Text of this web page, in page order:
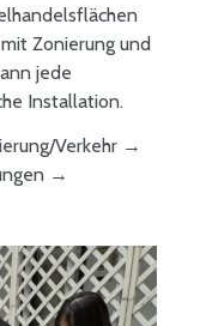
Zonierung und
jede
Installation.
Verkehr →
→